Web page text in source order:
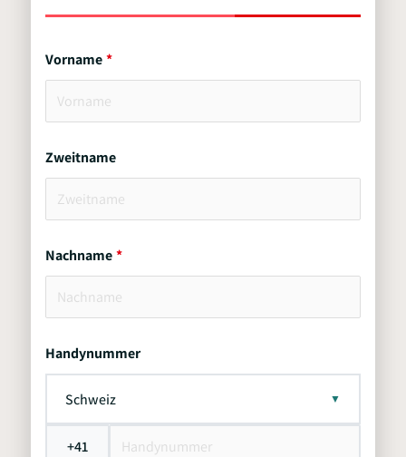
Vorname
Zweitname
Nachname
Handynummer
Schweiz
+41